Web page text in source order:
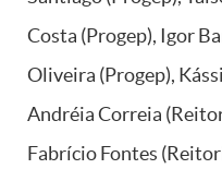
Costa (Progep), Igor
Oliveira (Progep),
Andréia Correia
Fabrício Fontes